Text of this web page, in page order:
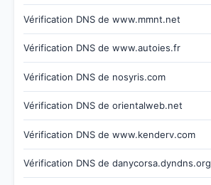
Vérification DNS de www.mmnt.net
Vérification DNS de www.autoies.fr
Vérification DNS de nosyris.com
Vérification DNS de orientalweb.net
Vérification DNS de www.kenderv.com
Vérification DNS de danycorsa.dyndns.org